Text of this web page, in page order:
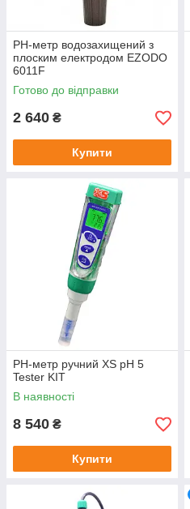
РН-метр водозахищений з
плоским електродом EZODO
6011F
Готово до відправки
2 640 ₴
Купити
PH-метр ручний XS pH 5
Tester KIT
В наявності
8 540 ₴
Купити